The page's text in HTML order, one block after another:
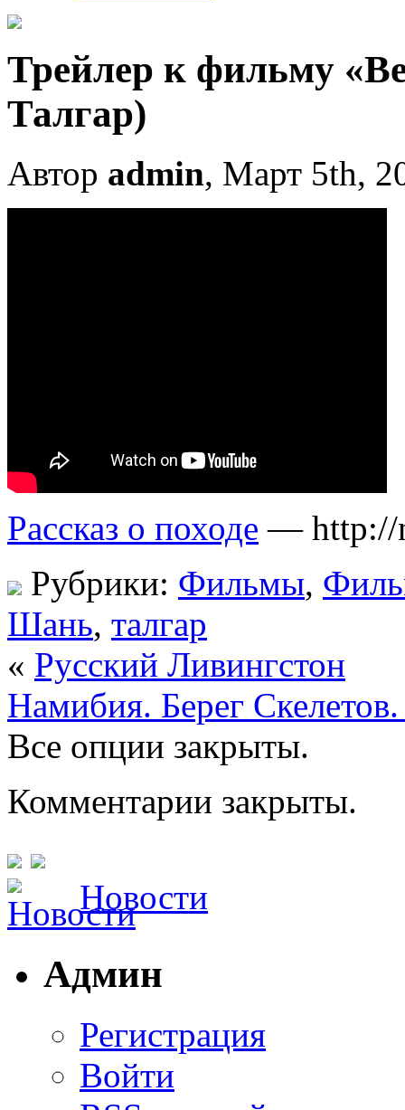
Трейлер к фильму
Талгар)
Автор admin, Март 5th,
Рассказ о походе — http://
Рубрики: Фильмы,
Шань, талгар
« Русский Ливингстон
Намибия. Берег
Все опции закрыты.
Комментарии закрыты.
Новости
Админ
Регистрация
Войти